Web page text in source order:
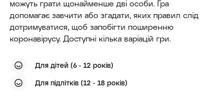
можуть грати щонайменше дві особи. Гра
допомагає завчити або згадати, яких правил слід
дотримуватися, щоб запобігти поширенню
коронавірусу. Доступні кілька варіацій гри.
Для дітей (6 - 12 років)
Для підлітків (12 - 18 років)